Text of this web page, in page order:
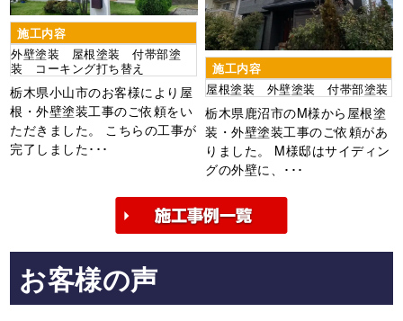
施工内容
外壁塗装 屋根塗装 付帯部塗
装 コーキング打ち替え
栃木県小山市のお客様により屋
根・外壁塗装工事のご依頼をい
ただきました。 こちらの工事が
完了しました･･･
施工内容
屋根塗装 外壁塗装 付帯部塗装
栃木県鹿沼市のM様から屋根塗
装・外壁塗装工事のご依頼があ
りました。 M様邸はサイディン
グの外壁に、･･･
お客様の声